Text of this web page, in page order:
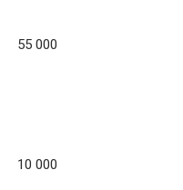
55 000
10 000